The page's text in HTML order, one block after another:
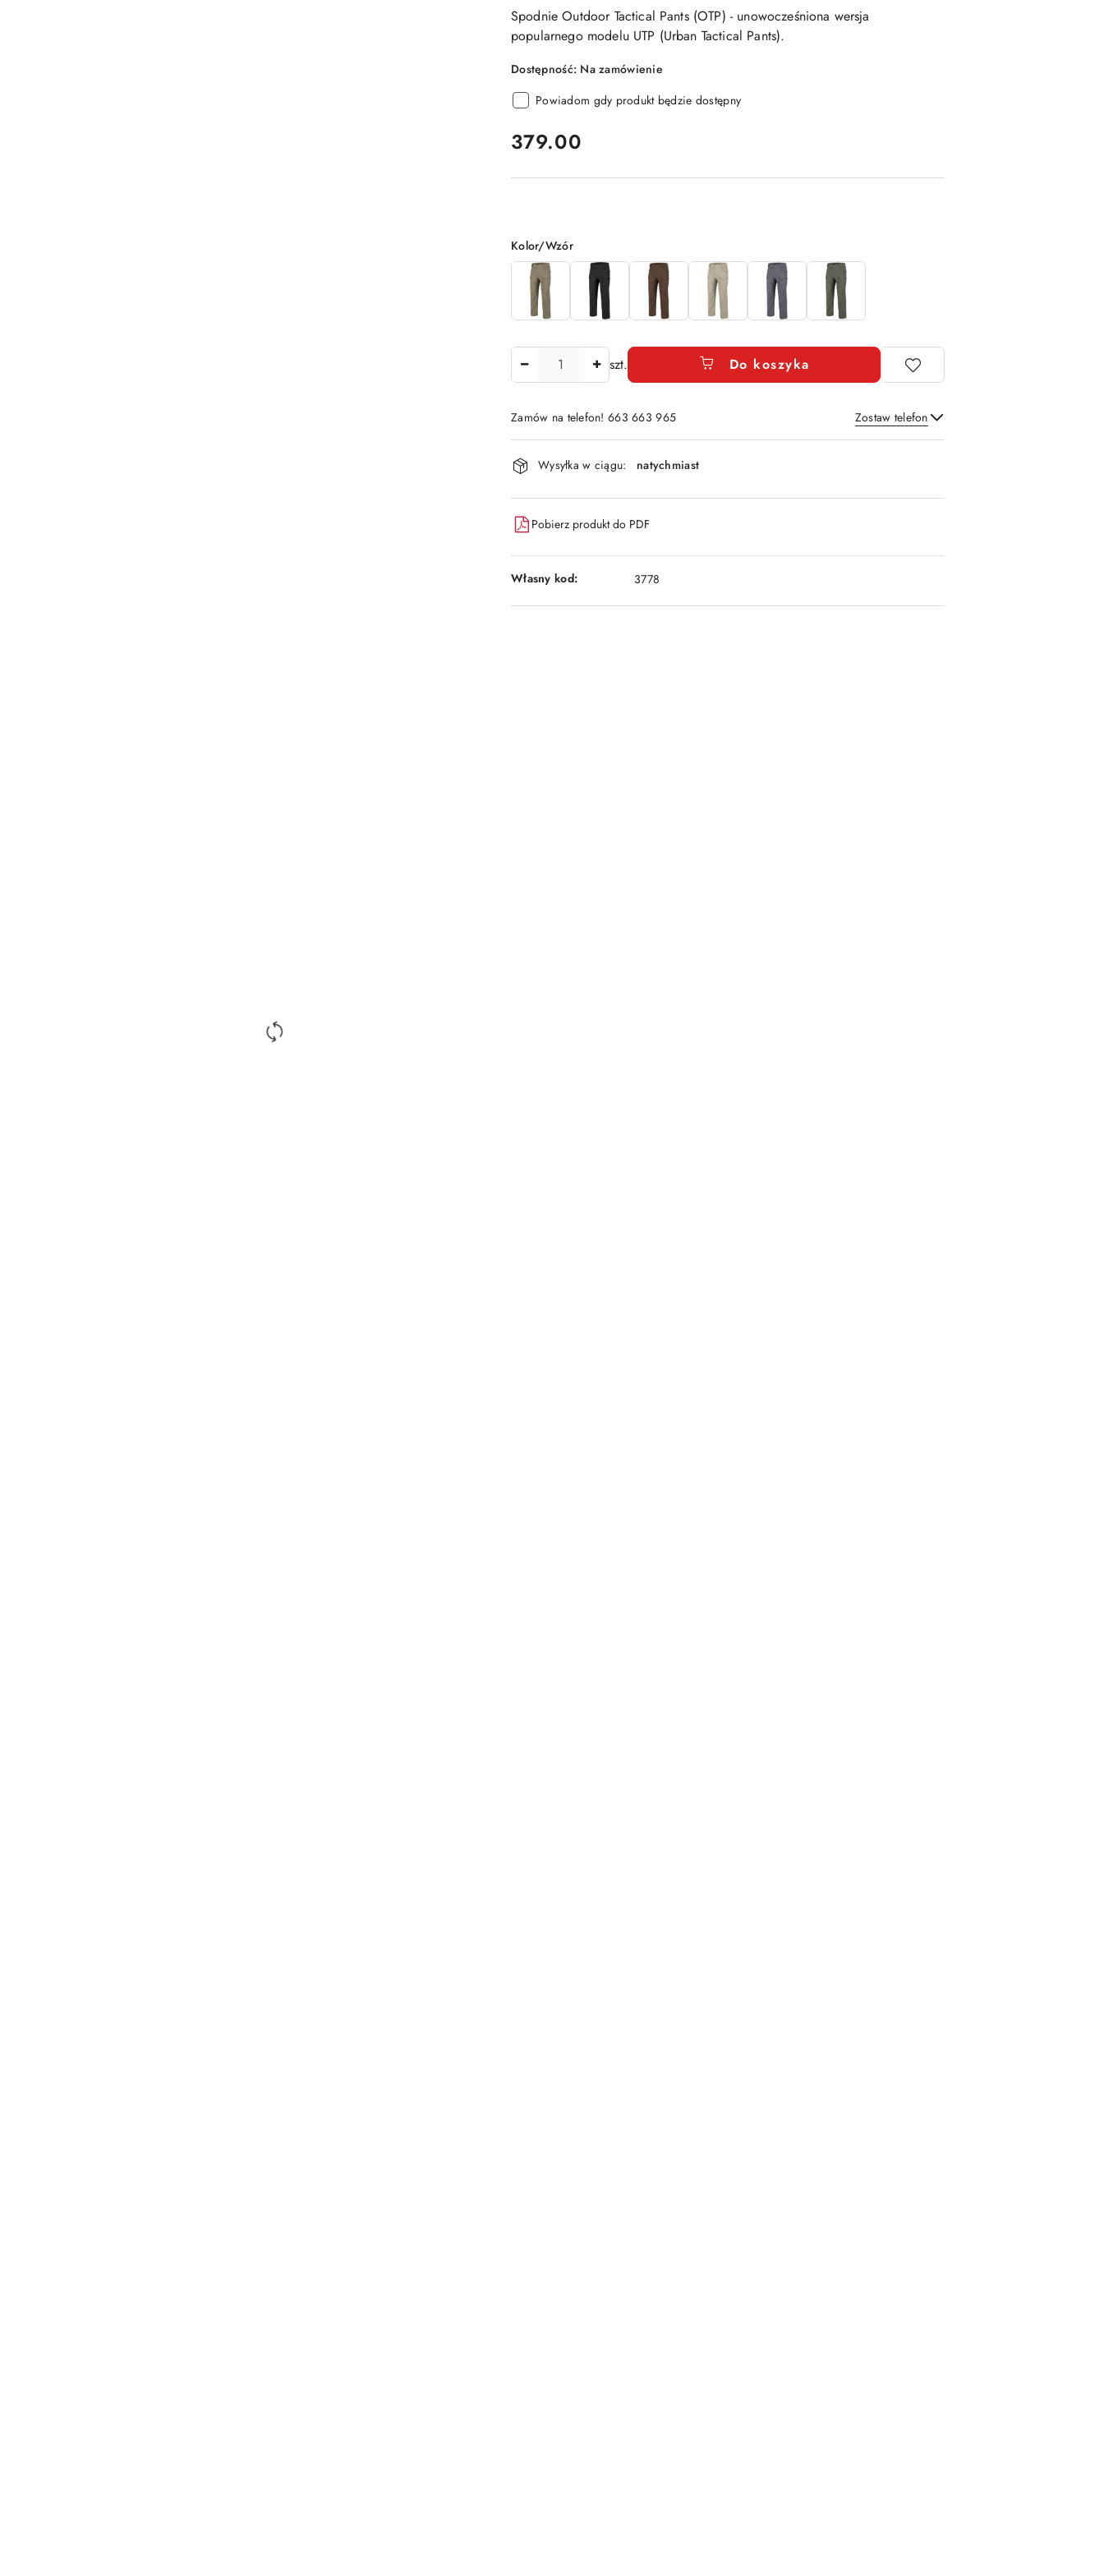
Spodnie Outdoor Tactical Pants (OTP) - unowocześniona wersja
popularnego modelu UTP (Urban Tactical Pants).
Dostępność: Na zamówienie
Powiadom gdy produkt będzie dostępny
cena:
379.00
Wariant
Kolor/Wzór
szt. Do koszyka
Zamów na telefon! 663 663 965 Zostaw telefon
Wyślij
Dostępność
i
dostawa
Wysyłka w ciągu: natychmiast
Pobierz produkt do PDF
Własny kod: 3778